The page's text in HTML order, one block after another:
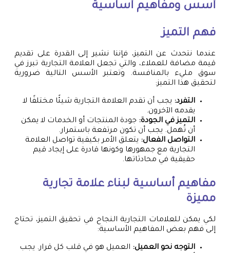
أسس ومفاهيم أساسية
فهم التميز
عندما نتحدث عن التميز، فإننا نشير إلى القدرة على تقديم
قيمة مضافة للعملاء، والتي تجعل العلامة التجارية تبرز في
سوق مليء بالمنافسة. وتعتبر الأسس التالية ضرورية
لتحقيق هذا التميز:
التفرد: يجب أن تقدم العلامة التجارية شيئًا مختلفًا لا
يقدمه الآخرون.
التميز في الجودة: جودة المنتجات أو الخدمات لا يمكن
أن تُهمل. يجب أن تكون مرتفعة باستمرار.
التواصل الفعال: يتعلق الأمر بكيفية تواصل العلامة
التجارية مع جمهورها وكونها قادرة على إيجاد قيم
حقيقية في محادثاتها.
مفاهيم أساسية لبناء علامة تجارية
مميزة
لكي يمكن للعلامات التجارية النجاح في تحقيق التميز، تحتاج
إلى فهم بعض المفاهيم الأساسية:
التوجه نحو العميل: العميل هو في قلب كل قرار. يجب